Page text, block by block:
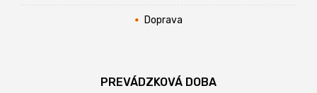
Doprava
PREVÁDZKOVÁ DOBA